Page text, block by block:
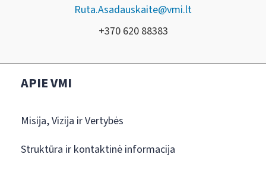
Ruta.Asadauskaite@vmi.lt
+370 620 88383
APIE VMI
Misija, Vizija ir Vertybės
Struktūra ir kontaktinė informacija